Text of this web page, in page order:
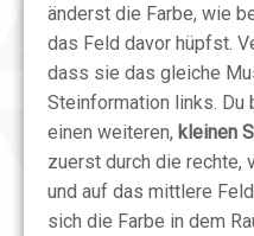
änderst die Farbe, wie
das Feld davor hüpfst.
dass sie das gleiche
Steinformation links. Du
einen weiteren, kleinen
zuerst durch die rechte,
und auf das mittlere
sich die Farbe in dem